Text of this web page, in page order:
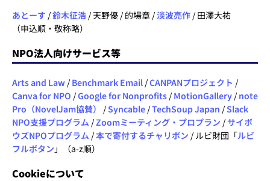
あとーす /鈴木征浩 / 天野優 / 的場章 /淡波亮作 / 田澤大祐
（申込順・敬称略）
NPO法人向けサービス等
Arts and Law / Benchmark Email /CANPANプロジェクト /
Canva for NPO /Google for Nonprofits / MotionGallery / note
Pro（NovelJam協賛）
/Syncable /TechSoup Japan /Slack
NPO支援プログラム /Zoomミーティング・プロプラン /サイボ
ウズNPOプログラム /本で寄付するチャリボン / ルビ財団「ルビ
フルボタン 」（a-z順）
Cookieについて